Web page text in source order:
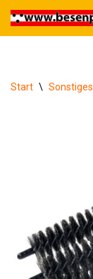
Zum
Start \ Sonstiges